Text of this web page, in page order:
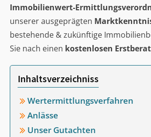
Immobilienwert-
unserer ausgeprägten
bestehende & zukünftige
Sie nach einen kostenlosen
Inhaltsverzeichniss
Wertermittlungsverfahren
Anlässe
Unser Gutachten